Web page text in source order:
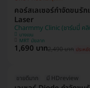
คอร์สเลเซอร์กำจัดขนรั
Laser
Charmmy Clinic (ชาร์มมี่ คลิ
บางเขน
MRT มัยลาภ
1,690 บาท2,490 บาท ประห
ขายดีมาก มี HDreview